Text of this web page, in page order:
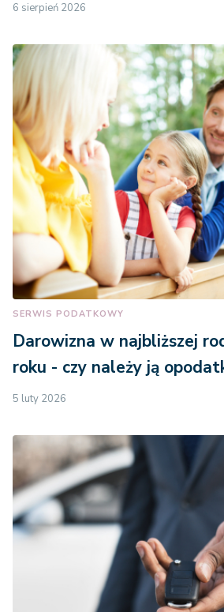
6 sierpień 2026
SERWIS PODATKOWY
Darowizna w najbliższej
roku - czy należy ją
5 luty 2026